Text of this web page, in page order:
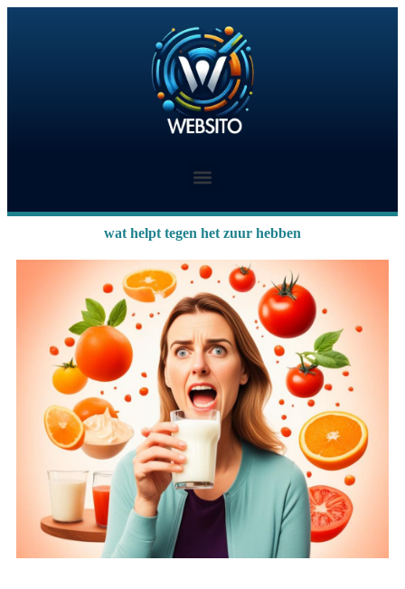
wat helpt tegen het zuur hebben